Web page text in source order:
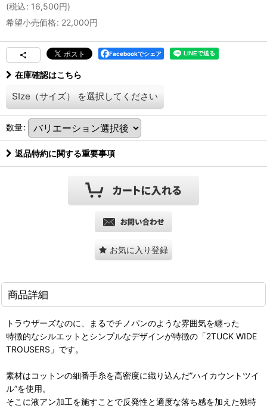
(税込: 16,500円)
希望小売価格: 22,000円
Facebookでシェア
在庫確認はこちら
SIze（サイズ） を選択してください
数量:
返品特約に関する重要事項
お気に入り登録
商品詳細
トラウザーズなのに、まるでチノパンのような雰囲気を纏った
特徴的なシルエットとシンプルなデザインが特徴の「2TUCK WIDE
TROUSERS」です。
素材はコットンの細番手糸を高密度に織り込んだ”ハイカウントツイ
ル”を使用。
そこに液アン加工を施すことで反発性と適度な落ち感を加えた独特